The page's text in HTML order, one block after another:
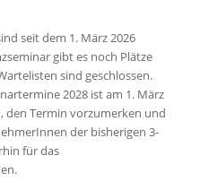
seit dem 1. März 2026
gibt es noch Plätze
sind geschlossen.
2028 ist am 1. März
den Termin vorzumerken und
der bisherigen 3-
für das